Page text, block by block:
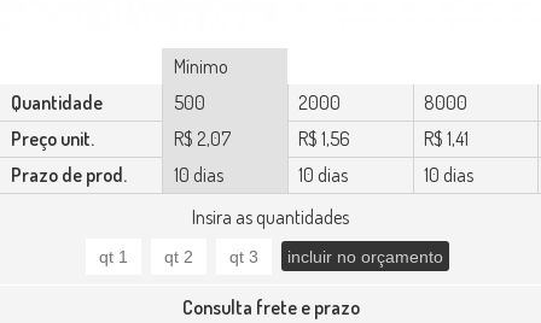
Insira as quantidades
Consulta frete e prazo
Mínimo
Quantidade
500 2000
8000
Preço unit.
R$ 2,07 R$ 1,56
R$ 1,41
Prazo de prod.
10 dias 10 dias 10 dias